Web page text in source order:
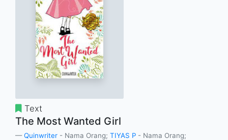
Text
The Most Wanted Girl
Quinwriter - Nama Orang; TIYAS P - Nama Orang;